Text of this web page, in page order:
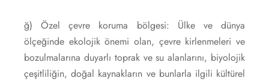
ğ) Özel çevre koruma bölgesi: Ülke ve dünya
ölçeğinde ekolojik önemi olan, çevre kirlenmeleri ve
bozulmalarına duyarlı toprak ve su alanlarını, biyolojik
çeşitliliğin, doğal kaynakların ve bunlarla ilgili kültürel